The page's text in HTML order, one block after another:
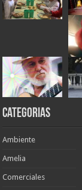
Categorias
Ambiente
Amelia
Comerciales